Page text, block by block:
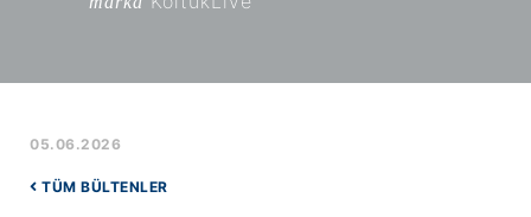
05.06.2026
TÜM BÜLTENLER